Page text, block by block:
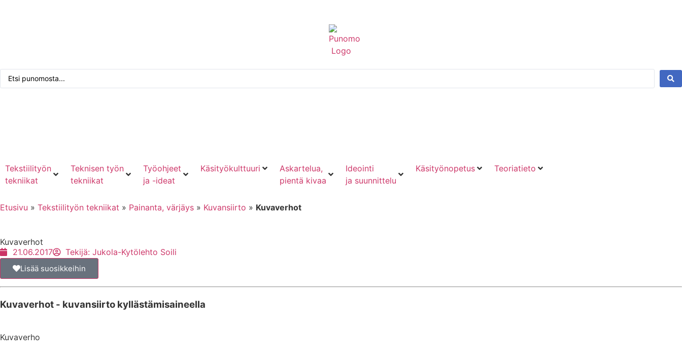
Tekstiilityön
tekniikat
Teknisen työn
tekniikat
Työohjeet
ja -ideat
Käsityökulttuuri
Askartelua,
pientä kivaa
Ideointi
ja suunnittelu
Käsityönopetus Teoriatieto
Etusivu » Tekstiilityön tekniikat » Painanta, värjäys » Kuvansiirto » Kuvaverhot
Kuvaverhot
21.06.2017
Tekijä: Jukola-Kytölehto Soili
Lisää suosikkeihin
Kuvaverhot - kuvansiirto kyllästämisaineella
Kuvaverho